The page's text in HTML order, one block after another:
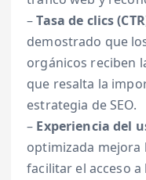
–Tasa de clics
demostrado que
orgánicos reciben
que resalta la
estrategia de SEO.
– Experiencia del
optimizada mejora
facilitar el acceso